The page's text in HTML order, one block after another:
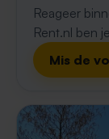
Reageer
Rent.nl ben
Mis de